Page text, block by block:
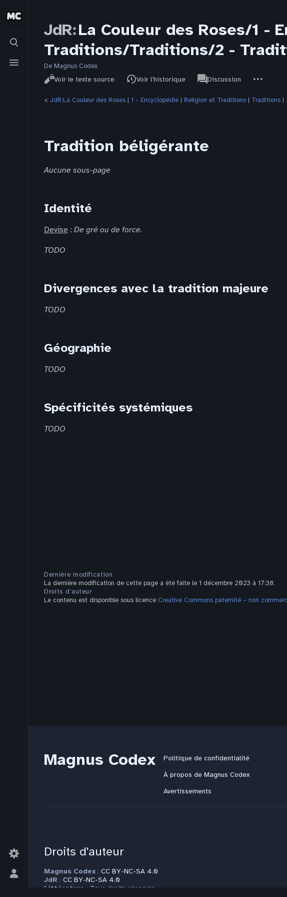
Basculer
recherche
Basculer
le
Basculer
JdR:La Couleur des Roses/1 -
Traditions/Traditions/2 -
De Magnus Codex
Affichages
LireVoir le texte source Voir l’historique
associated-
pages
JdRDiscussion
actions
< JdR:La Couleur des Roses ‎ | 1 - Encyclopédie ‎ | Religion et Traditions ‎ | Traditions ‎ |
Tradition béligérante
Aucune sous-page
Identité
Devise : De gré ou de force.
TODO
Divergences avec la tradition majeure
TODO
Géographie
TODO
Spécificités systémiques
TODO
Dernière modification
La dernière modification de cette page a été faite le 1 décembre 2023 à 17:38.
Droits d’auteur
Le contenu est disponible sous licence Creative Commons paternité – non
Magnus Codex
Politique de confidentialité
À propos de Magnus Codex
Avertissements
Droits d'auteur
Magnus Codex : CC BY-NC-SA 4.0
JdR : CC BY-NC-SA 4.0
Littérature : Tous droits réservés